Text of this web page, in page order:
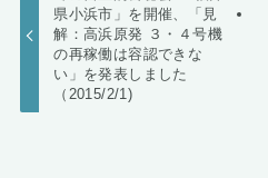
県小浜市」を開催、「見
解：高浜原発 ３・４号機
の再稼働は容認できな
い」を発表しました
（2015/2/1)